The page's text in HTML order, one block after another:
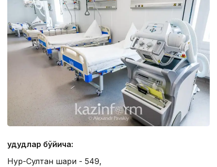
Ҳудудлар бўйича:
Нур-Султан шаҳри - 549,